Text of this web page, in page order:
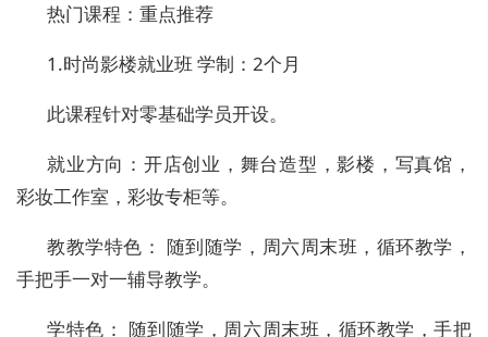
热门课程：重点推荐
1.时尚影楼就业班学制： 2个月
此课程针对零基础学员开设。
就业方向：开店创业，舞台造型，影楼，写真馆，
彩妆工作室，彩妆专柜等。
教教学特色： 随到随学，周六周末班，循环教学，
手把手一对一辅导教学。
学特色： 随到随学，周六周末班，循环教学，手把